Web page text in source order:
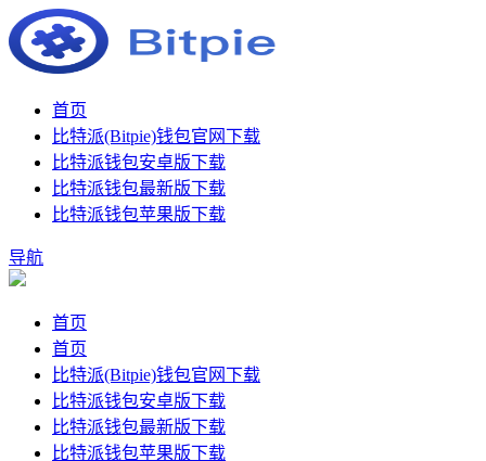
首页
比特派(Bitpie)钱包官网下载
比特派钱包安卓版下载
比特派钱包最新版下载
比特派钱包苹果版下载
导航
首页
首页
比特派(Bitpie)钱包官网下载
比特派钱包安卓版下载
比特派钱包最新版下载
比特派钱包苹果版下载